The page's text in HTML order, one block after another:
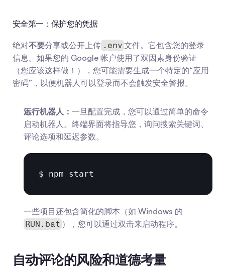
安全第一：保护您的凭据
绝对不要分享或公开上传 .env 文件。它包含您的登录
信息。如果您的 Google 帐户使用了双因素身份验证
（您应该这样做！），您可能需要生成一个特定的“应用
密码”，以便机器人可以登录而不会触发安全警报。
运行机器人： 一旦配置完成，您可以通过简单的命令
启动机器人。终端界面将指导您，询问搜索关键词、
评论选项和延迟参数。
$ npm start
一些项目还包含简化的脚本（如 Windows 的
RUN.bat ），您可以通过双击来启动程序。
自动评论的风险和道德考量